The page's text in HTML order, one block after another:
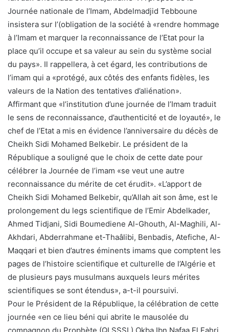
Journée nationale de l’Imam, Abdelmadjid Tebboune
insistera sur l’(obligation de la société à «rendre hommage
à l’Imam et marquer la reconnaissance de l’Etat pour la
place qu’il occupe et sa valeur au sein du système social
du pays». Il rappellera, à cet égard, les contributions de
l’imam qui a «protégé, aux côtés des enfants fidèles, les
valeurs de la Nation des tentatives d’aliénation».
Affirmant que «l’institution d’une journée de l’Imam traduit
le sens de reconnaissance, d’authenticité et de loyauté», le
chef de l’Etat a mis en évidence l’anniversaire du décès de
Cheikh Sidi Mohamed Belkebir. Le président de la
République a souligné que le choix de cette date pour
célébrer la Journée de l’imam «se veut une autre
reconnaissance du mérite de cet érudit». «L’apport de
Cheikh Sidi Mohamed Belkebir, qu’Allah ait son âme, est le
prolongement du legs scientifique de l’Emir Abdelkader,
Ahmed Tidjani, Sidi Boumediene Al-Ghouth, Al-Maghili, Al-
Akhdari, Abderrahmane et-Thaâlibi, Benbadis, Atefiche, Al-
Maqqari et bien d’autres éminents imams que comptent les
pages de l’histoire scientifique et culturelle de l’Algérie et
de plusieurs pays musulmans auxquels leurs mérites
scientifiques se sont étendus», a-t-il poursuivi.
Pour le Président de la République, la célébration de cette
journée «en ce lieu béni qui abrite le mausolée du
compagnon du Prophète (QLSSSL) Okba Ibn Nafaa El Fahri